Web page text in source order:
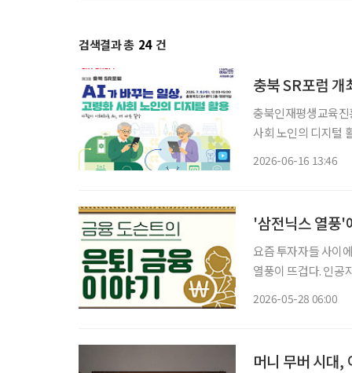
검색결과 총 24 건
충북 SR포럼 개
충북인재평생교육진
사회 노인의 디지털
2026-06-16 13:46
'삼전닉스 열풍'
요즘 투자자들 사이
열풍이 뜨겁다. 인공
2026-05-28 06:00
머니 무버 시대,